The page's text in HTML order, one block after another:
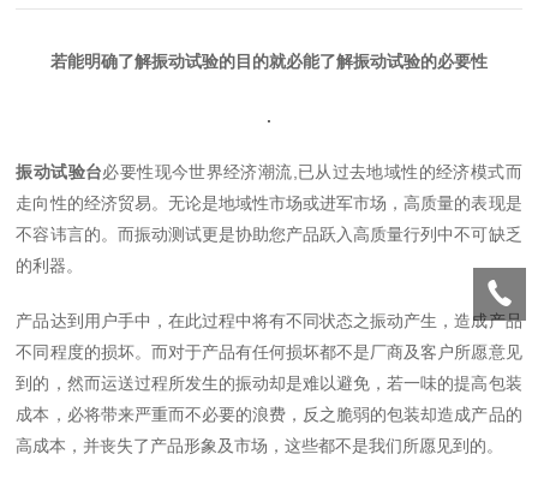
若能明确了解振动试验的目的就必能了解振动试验的必要性
.
振动试验台必要性现今世界经济潮流,已从过去地域性的经济模式而
走向性的经济贸易。无论是地域性市场或进军市场，高质量的表现是
不容讳言的。而振动测试更是协助您产品跃入高质量行列中不可缺乏
的利器。
产品达到用户手中，在此过程中将有不同状态之振动产生，造成产品
不同程度的损坏。而对于产品有任何损坏都不是厂商及客户所愿意见
到的，然而运送过程所发生的振动却是难以避免，若一味的提高包装
成本，必将带来严重而不必要的浪费，反之脆弱的包装却造成产品的
高成本，并丧失了产品形象及市场，这些都不是我们所愿见到的。